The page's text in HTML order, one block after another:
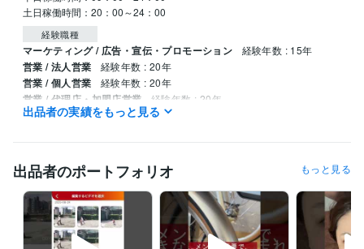
経験職種
マーケティング / 広告・宣伝・プロモーション 経験年数 : 15年
営業 / 法人営業 経験年数 : 20年
営業 / 個人営業 経験年数 : 20年
営業 / 代理店・加盟店営業 経験年数 : 20年
営業 / アライアンス・渉外 経験年数 : 20年
職歴
株式会社ハッピークリエイト
株式会社光通信 2005年6月 ~ 2008年12月
受賞歴
ブース部門全国営業1位 テレマーケティング部門全国営業1位
通信営
業全国1位 ゴルフコンペ毎年優勝w 草野球Aクラス優勝w
中学野球
出品者の実績をもっと見る
出品者のポートフォリオ もっと見る